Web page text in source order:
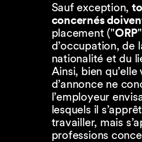
Sauf exception,
concernés
placement ("ORP
d’occupation, de
nationalité et du
Ainsi, bien
d’annonce ne
l’employeur
lesquels il
travailler, mais
professions